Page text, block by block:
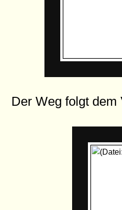
Der Weg folgt